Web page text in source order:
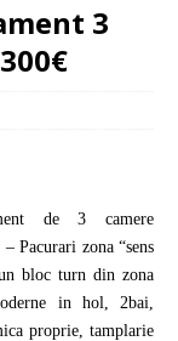
3
de 3 camere
Pacurari zona “sens
bloc turn din zona
in hol, 2bai,
proprie, tamplarie